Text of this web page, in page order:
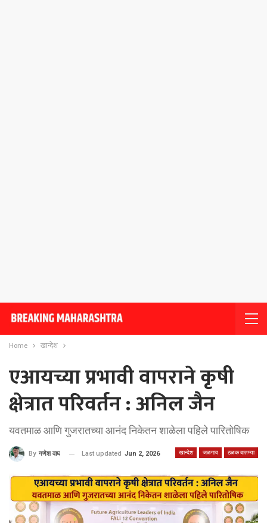
Home खान्देश
एआयच्या प्रभावी वापराने कृषी
क्षेत्रात परिवर्तन : अनिल जैन
यवतमाळ आणि गुजरातच्या आनंद निकेतन शाळेला पहिले पारितोषिक
खान्देश जळगाव ठळक बातम्या
By गणेश वाघ Last updated Jun 2, 2026